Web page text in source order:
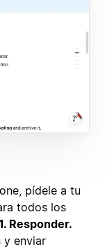
pídele a tu
todos los
Responder.
y enviar